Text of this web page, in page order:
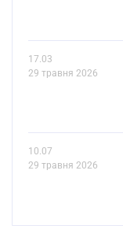
17.03
29 травня 2026
10.07
29 травня 2026